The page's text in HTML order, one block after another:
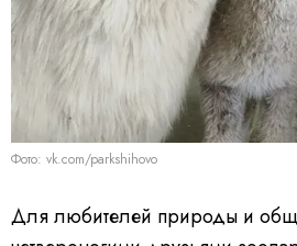
Фото: vk.com/parkshihovo
Для любителей природы и